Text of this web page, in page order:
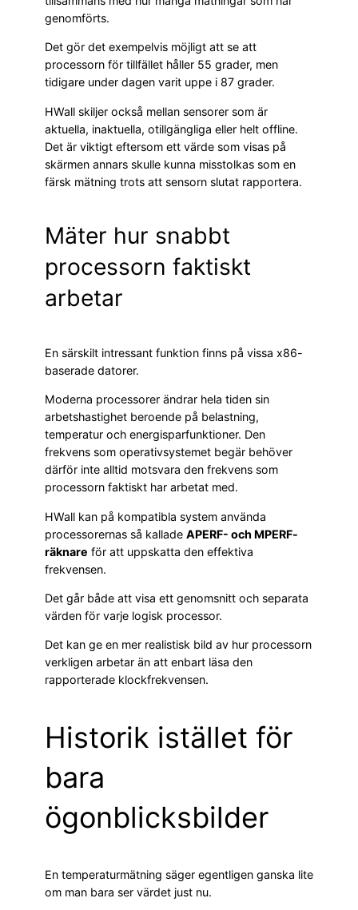
genomförts.
Det gör det exempelvis möjligt att se att
processorn för tillfället håller 55 grader, men
tidigare under dagen varit uppe i 87 grader.
HWall skiljer också mellan sensorer som är
aktuella, inaktuella, otillgängliga eller helt offline.
Det är viktigt eftersom ett värde som visas på
skärmen annars skulle kunna misstolkas som en
färsk mätning trots att sensorn slutat rapportera.
Mäter hur snabbt
processorn faktiskt
arbetar
En särskilt intressant funktion finns på vissa x86-
baserade datorer.
Moderna processorer ändrar hela tiden sin
arbetshastighet beroende på belastning,
temperatur och energisparfunktioner. Den
frekvens som operativsystemet begär behöver
därför inte alltid motsvara den frekvens som
processorn faktiskt har arbetat med.
HWall kan på kompatibla system använda
processorernas så kallade APERF- och MPERF-
räknare för att uppskatta den effektiva
frekvensen.
Det går både att visa ett genomsnitt och separata
värden för varje logisk processor.
Det kan ge en mer realistisk bild av hur processorn
verkligen arbetar än att enbart läsa den
rapporterade klockfrekvensen.
Historik istället för
bara
ögonblicksbilder
En temperaturmätning säger egentligen ganska lite
om man bara ser värdet just nu.